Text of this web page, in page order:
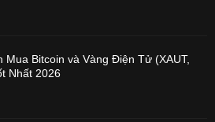
Mua Bitcoin và Vàng Điện Tử (XAUT,
Nhất 2026